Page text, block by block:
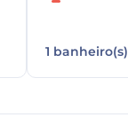
1 banheiro(s)